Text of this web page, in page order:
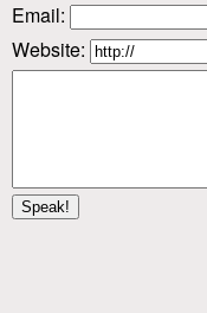
Email:
Website: